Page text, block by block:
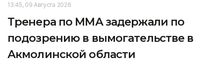
13:45, 09 Августа 2026
Тренера по ММА задержали по
подозрению в вымогательстве в
Акмолинской области